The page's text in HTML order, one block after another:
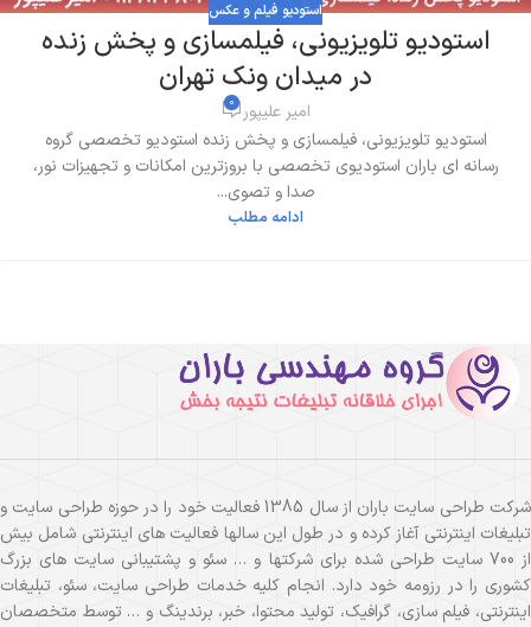
استودیو فیلم و عکس
استودیو تلویزیونی، فیلمسازی و پخش زنده
در میدان ونک تهران
امیر علیپور 0
استودیو تلویزیونی، فیلمسازی و پخش زنده استودیو تخصصی گروه
رسانه ای باران استودیوی تخصصی با بروزترین امکانات و تجهیزات نور،
صدا و تصوی...
ادامه مطلب
شرکت طراحی سایت باران از سال 1385 فعالیت خود را در حوزه طراحی سایت و
تبلیغات اینترنتی آغاز کرده و در طول این سالها فعالیت های اینترنتی شامل بیش
از 700 سایت طراحی شده برای شرکتها و … سئو و پشتیبانی سایت های بزرگ
کشوری را در رزومه خود دارد. انجام کلیه خدمات طراحی سایت، سئو، تبلیغات
اینترنتی، فیلم سازی، گرافیک، تولید محتوا، خبر، برندینگ و … توسط متخصصان